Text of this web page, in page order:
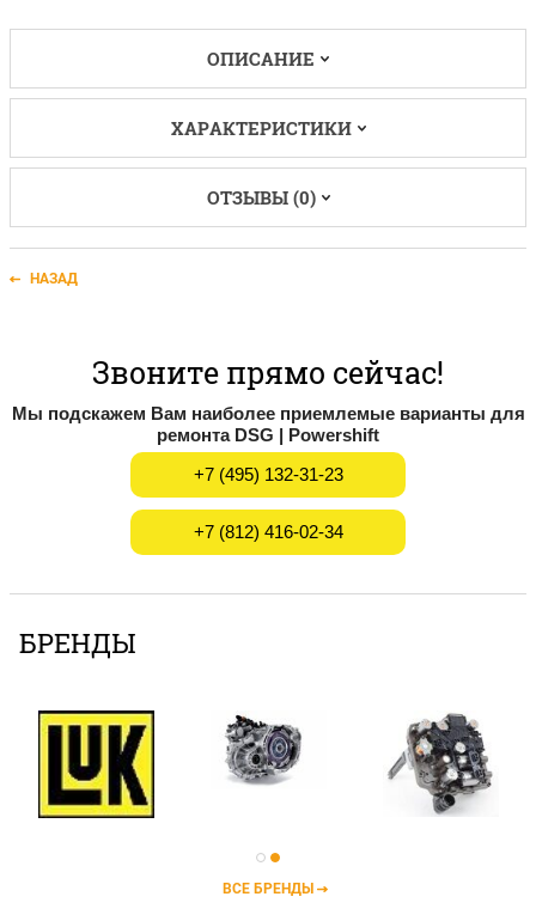
ОПИСАНИЕ
ХАРАКТЕРИСТИКИ
ОТЗЫВЫ (0)
НАЗАД
Звоните прямо сейчас!
Мы подскажем Вам наиболее приемлемые варианты для
ремонта DSG | Powershift
+7 (495) 132-31-23
+7 (812) 416-02-34
БРЕНДЫ
ВСЕ БРЕНДЫ